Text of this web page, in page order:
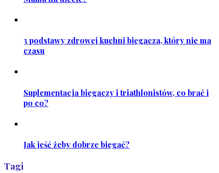
3 podstawy zdrowej kuchni biegacza, który nie ma
czasu
Suplementacja biegaczy i triathlonistów, co brać i
po co?
Jak jeść żeby dobrze biegać?
Tagi